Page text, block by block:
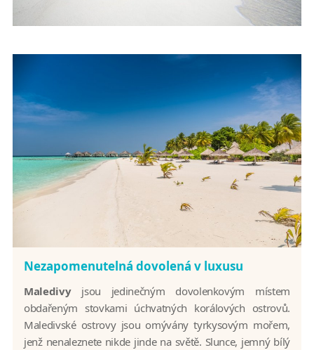
Nezapomenutelná dovolená v luxusu
Maledivyjsou jedinečným dovolenkovým místem
obdařeným stovkami úchvatných korálových ostrovů.
Maledivské ostrovy jsou omývány tyrkysovým mořem,
jenž nenaleznete nikde jinde na světě. Slunce, jemný bílý